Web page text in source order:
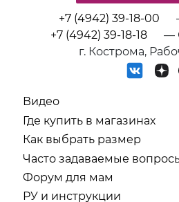
+7 (4942) 39-18-00
+7 (4942) 39-18-18
—
г. Кострома,
Видео
Где купить в магазинах
Как выбрать размер
Часто задаваемые
Форум для мам
РУ и инструкции